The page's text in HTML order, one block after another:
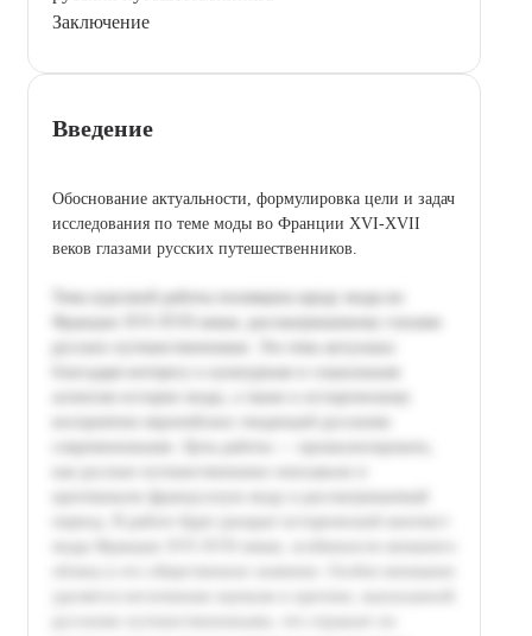
Заключение
Введение
Обоснование актуальности, формулировка цели и задач
исследования по теме моды во Франции XVI-XVII
веков глазами русских путешественников.